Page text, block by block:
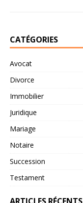
CATÉGORIES
Avocat
Divorce
Immobilier
Juridique
Mariage
Notaire
Succession
Testament